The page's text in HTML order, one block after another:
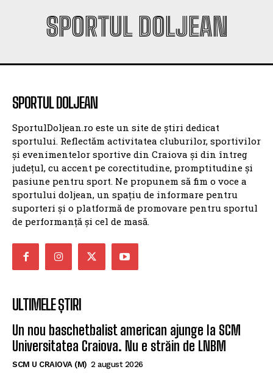
SPORTUL DOLJEAN
SPORTUL DOLJEAN
SportulDoljean.ro este un site de știri dedicat
sportului. Reflectăm activitatea cluburilor, sportivilor
și evenimentelor sportive din Craiova și din întreg
județul, cu accent pe corectitudine, promptitudine și
pasiune pentru sport. Ne propunem să fim o voce a
sportului doljean, un spațiu de informare pentru
suporteri și o platformă de promovare pentru sportul
de performanță și cel de masă.
ULTIMELE ȘTIRI
Un nou baschetbalist american ajunge la SCM
Universitatea Craiova. Nu e străin de LNBM
SCM U CRAIOVA (M) 2 august 2026